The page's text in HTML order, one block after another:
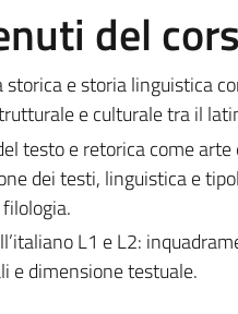
del
storica e storia linguistica
e culturale tra il
testo e retorica come
dei testi, linguistica e
L1 e L2:
e dimensione testuale.